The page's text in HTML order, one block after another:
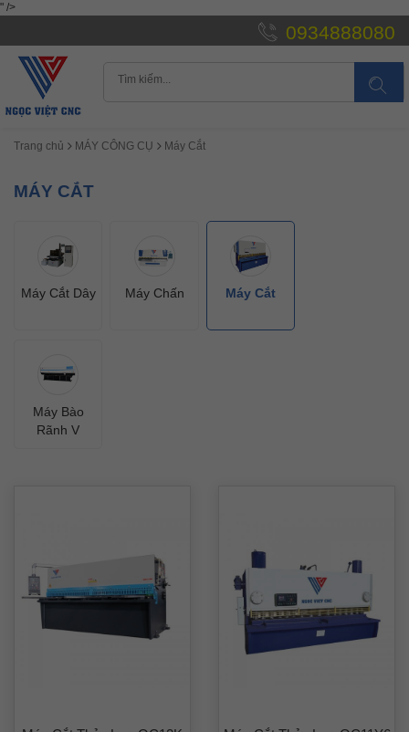
" />
0934888080
Trang chủ MÁY CÔNG CỤ Máy Cắt
MÁY CẮT
Máy Cắt Dây Máy Chấn Máy Cắt
Máy Bào
Rãnh V